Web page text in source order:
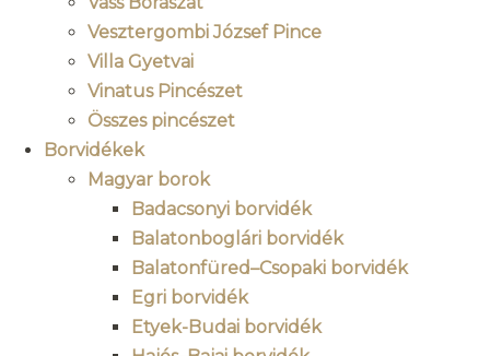
Vesztergombi József Pince
Villa Gyetvai
Vinatus Pincészet
Összes pincészet
Borvidékek
Magyar borok
Badacsonyi borvidék
Balatonboglári borvidék
Balatonfüred–Csopaki borvidék
Egri borvidék
Etyek-Budai borvidék